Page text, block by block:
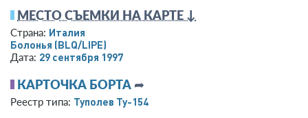
МЕСТО СЪЕМКИ НА КАРТЕ ↓
Страна: Италия
Болонья (BLQ/LIPE)
Дата: 29 сентября 1997
КАРТОЧКА БОРТА ➦
Реестр типа: Туполев Ту-154